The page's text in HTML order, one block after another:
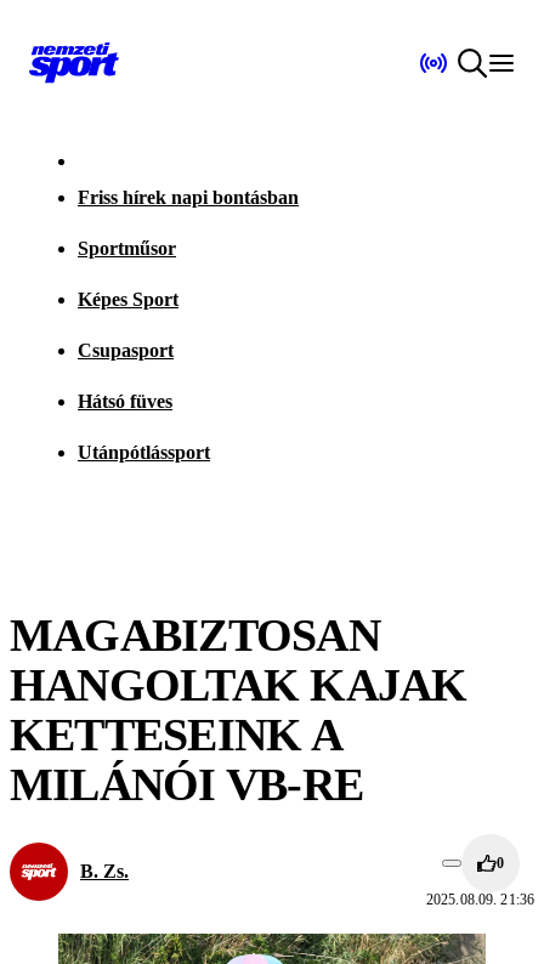
Friss hírek napi bontásban
Sportműsor
Képes Sport
Csupasport
Hátsó füves
Utánpótlássport
MAGABIZTOSAN
HANGOLTAK KAJAK
KETTESEINK A
MILÁNÓI VB-RE
B. Zs. 0
2025.08.09. 21:36